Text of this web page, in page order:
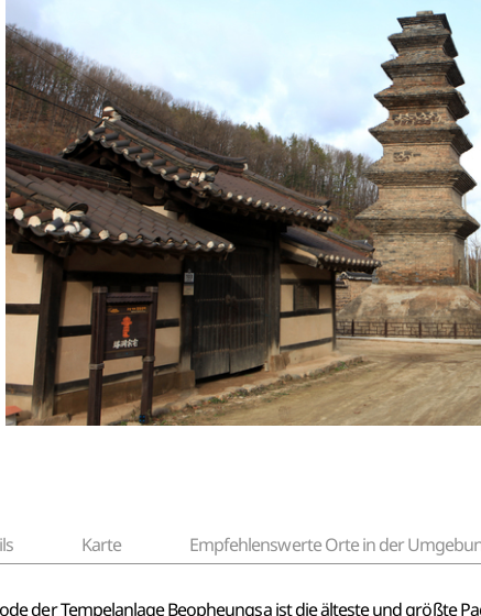
Karte Empfehlenswerte Orte in der
der Tempelanlage Beopheungsa ist die älteste und größte